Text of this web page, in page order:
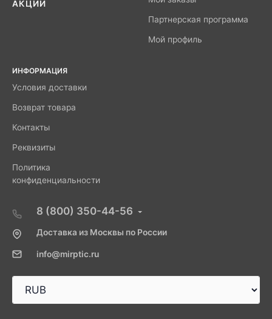
АКЦИИ
Партнерская программа
Мой профиль
ИНФОРМАЦИЯ
Условия доставки
Возврат товара
Контакты
Реквизиты
Политика
конфиденциальности
8 (800) 350-44-56
Доставка из Москвы по России
info@mirptic.ru